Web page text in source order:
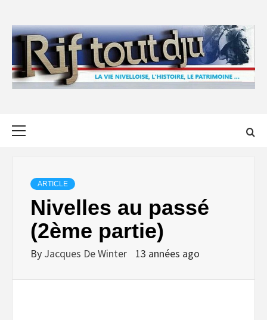
content
ARTICLE
Nivelles au passé
(2ème partie)
By Jacques De Winter 13 années ago